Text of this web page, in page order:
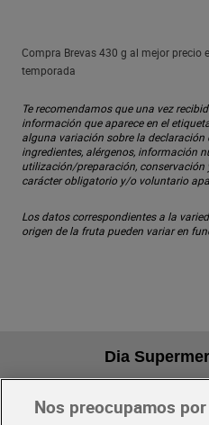
Compra Brevas 430 g al mejor precio
temporada
Te recomendamos que una vez
información que aparece en el
alguna variación sobre la declaración
ingredientes, alérgenos, información
utilización/preparación,
carácter obligatorio y/o voluntario
Los datos correspondientes a la
origen de la fruta pueden variar en
Dia
Pide hoy, recibe hoy
Nos preocupamos